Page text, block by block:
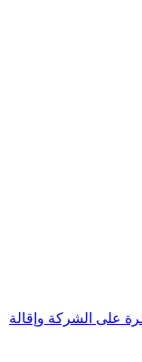
على الشركة وإقالة